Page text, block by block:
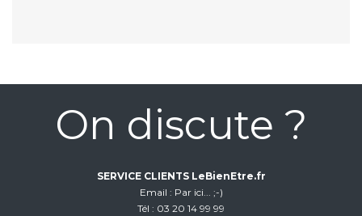
On discute ?
SERVICE CLIENTS LeBienEtre.fr
Email
Par ici... ;-)
Tél
03 20 14 99 99